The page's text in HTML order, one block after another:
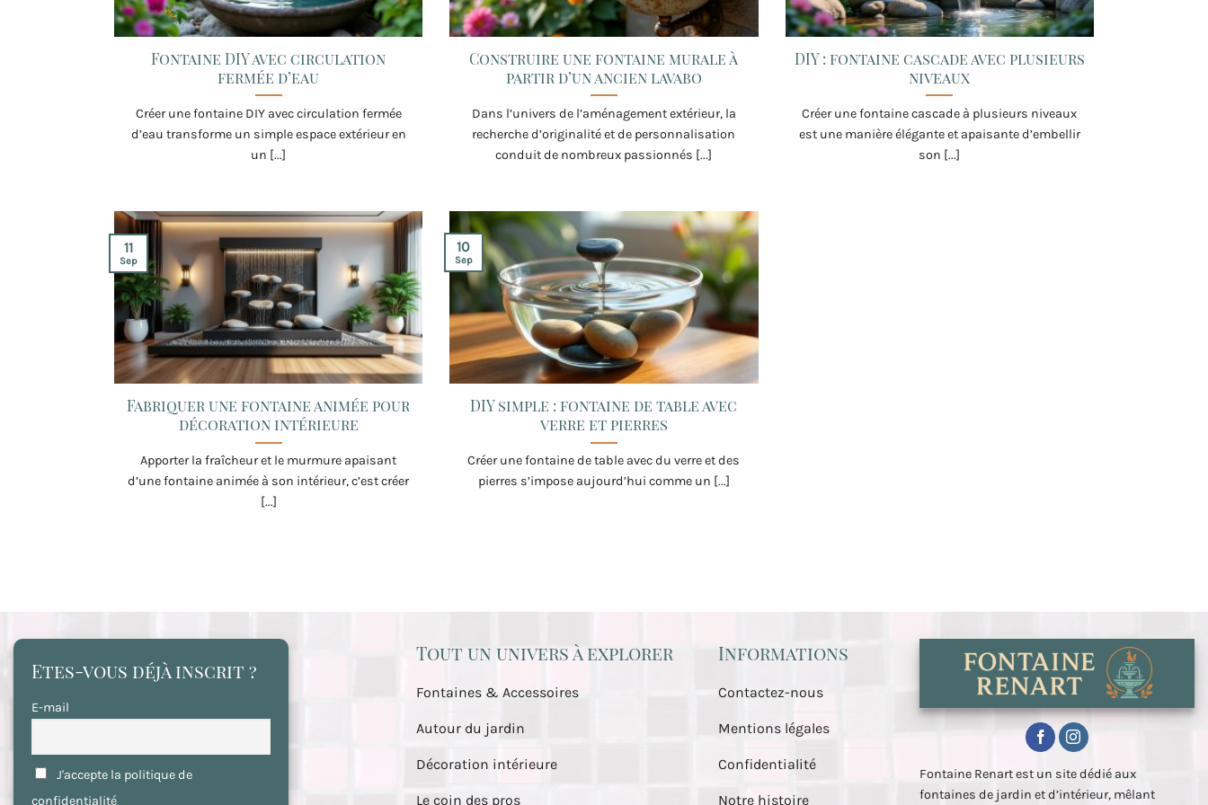
Fontaine DIY avec circulation
fermée d’eau
Créer une fontaine DIY avec circulation fermée
d’eau transforme un simple espace extérieur en
un [...]
Construire une fontaine murale à
partir d’un ancien lavabo
Dans l’univers de l’aménagement extérieur, la
recherche d’originalité et de personnalisation
conduit de nombreux passionnés [...]
DIY : fontaine cascade avec plusieurs
niveaux
Créer une fontaine cascade à plusieurs niveaux
est une manière élégante et apaisante d’embellir
son [...]
Fabriquer une fontaine animée pour
décoration intérieure
Apporter la fraîcheur et le murmure apaisant
d’une fontaine animée à son intérieur, c’est créer
[...]
11
Sep
DIY simple : fontaine de table avec
verre et pierres
Créer une fontaine de table avec du verre et des
pierres s’impose aujourd’hui comme un [...]
10
Sep
Etes-vous déjà inscrit ?
E-mail
J'accepte la politique de
confidentialité
Tout un univers à explorer
Fontaines & Accessoires
Autour du jardin
Décoration intérieure
Le coin des pros
Informations
Contactez-nous
Mentions légales
Confidentialité
Notre histoire
Fontaine Renart est un site dédié aux
fontaines de jardin et d’intérieur, mêlant